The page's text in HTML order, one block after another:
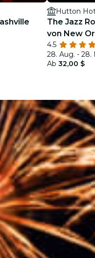
Hutton
The Jazz
von New
4.5
28. Aug. - 28.
Ab 32,00 $